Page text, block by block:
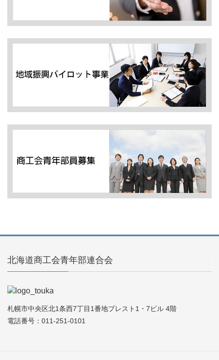
北海道商工会青年部連合会
札幌市中央区北1条西7丁目1番地プレスト1・7ビル 4階
電話番号：011-251-0101